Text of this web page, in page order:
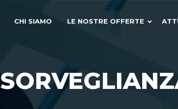
CHI SIAMO LE NOSTRE OFFERTE